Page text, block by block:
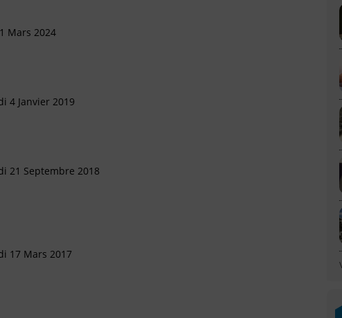
Mars 2024
4 Janvier 2019
21 Septembre 2018
17 Mars 2017